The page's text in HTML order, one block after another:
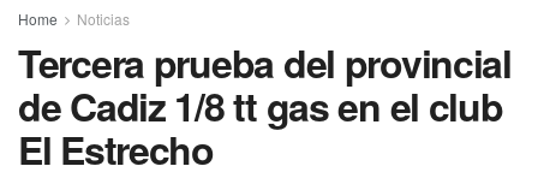
Home Noticias
Tercera prueba del provincial
de Cadiz 1/8 tt gas en el club
El Estrecho